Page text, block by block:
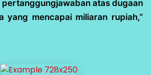
atas dugaan
yang mencapai miliaran rupiah,”